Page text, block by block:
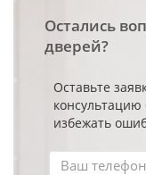
Остались
дверей?
Оставьте
избежать